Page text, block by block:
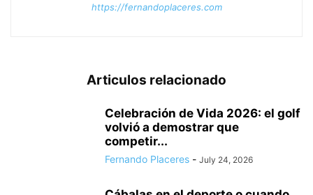
https://fernandoplaceres.com
Articulos relacionado
Celebración de Vida 2026: el golf
volvió a demostrar que
competir...
Fernando Placeres - July 24, 2026